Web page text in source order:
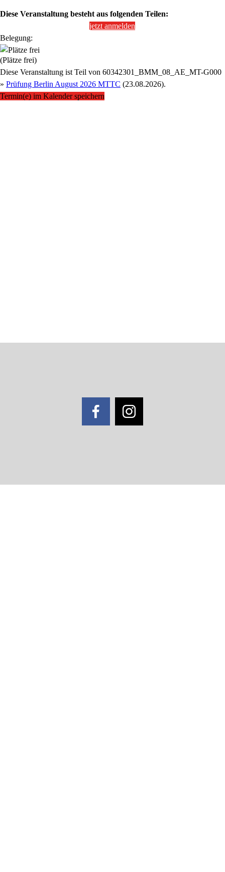
Diese Veranstaltung besteht aus folgenden Teilen:
jetzt anmelden
Belegung:
(Plätze frei)
Diese Veranstaltung ist Teil von 60342301_BMM_08_AE_MT-G000
» Prüfung Berlin August 2026 MTTC (23.08.2026).
Termin(e) im Kalender speichern